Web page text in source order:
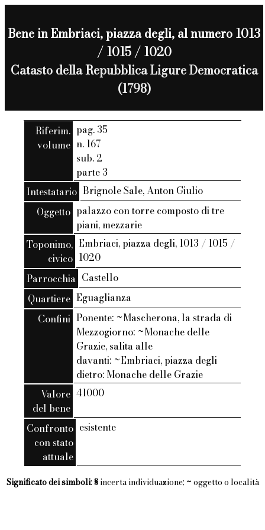
Bene in Embriaci, piazza degli, al numero 1013
/ 1015 / 1020
Catasto della Repubblica Ligure Democratica
(1798)
Riferim.
volume
pag. 35
n. 167
sub. 2
parte 3
Intestatario Brignole Sale, Anton Giulio
Oggetto palazzo con torre composto di tre
piani, mezzarie
Toponimo,
civico
Embriaci, piazza degli, 1013 / 1015 /
1020
Parrocchia Castello
Quartiere Eguaglianza
Confini Ponente: ~Mascherona, la strada di
Mezzogiorno: ~Monache delle
Grazie, salita alle
davanti: ~Embriaci, piazza degli
dietro: Monache delle Grazie
Valore
del bene
41000
Confronto
con stato
attuale
esistente
Significato dei simboli: §incerta individuazione; ~ oggetto o località